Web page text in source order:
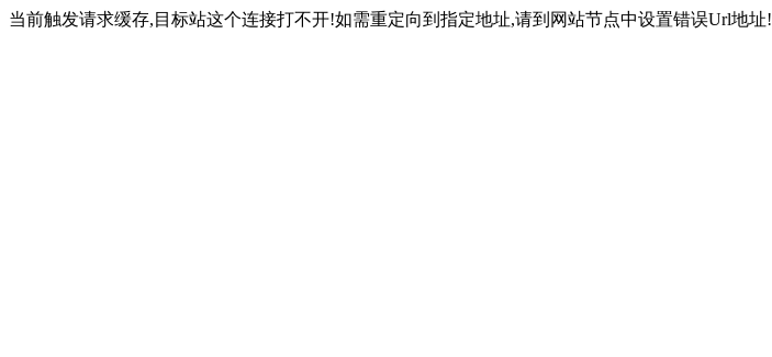
当前触发请求缓存,目标站这个连接打不开!如需重定向到指定地址,请到网站节点中设置错误Url地址!